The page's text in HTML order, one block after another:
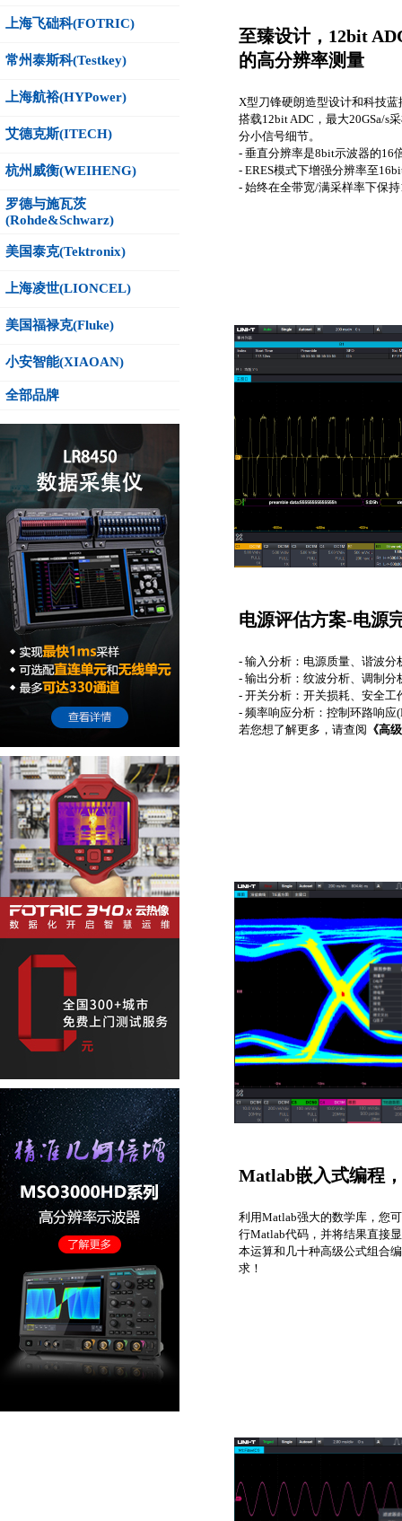
上海飞础科(FOTRIC)
常州泰斯科(Testkey)
上海航裕(HYPower)
艾德克斯(ITECH)
杭州威衡(WEIHENG)
罗德与施瓦茨
(Rohde&Schwarz)
美国泰克(Tektronix)
上海凌世(LIONCEL)
美国福禄克(Fluke)
小安智能(XIAOAN)
全部品牌
至臻设计，12bit
的高分辨率测量
X型刀锋硬朗造型设计和科技
搭载12bit ADC，最大20GSa/s
分小信号细节。
- 垂直分辨率是8bit示波器的16
- ERES模式下增强分辨率至
- 始终在全带宽/满采样率下保
电源评估方案-电源
- 输入分析：电源质量、谐波分
- 输出分析：纹波分析、调制
- 开关分析：开关损耗、安全工
- 频率响应分析：控制环路响应
若您想了解更多，请查阅 《高
Matlab嵌入式编程
利用Matlab强大的数学库，您
行Matlab代码，并将结果直接
本运算和几十种高级公式组合
求！